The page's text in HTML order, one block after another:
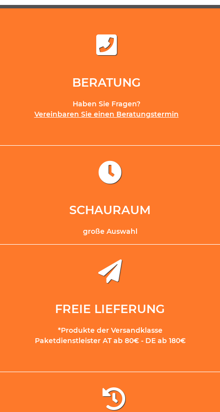
BERATUNG
Haben Sie Fragen?
Vereinbaren Sie einen Beratungstermin
SCHAURAUM
große Auswahl
FREIE LIEFERUNG
*Produkte der Versandklasse
Paketdienstleister AT ab 80€ - DE ab 180€